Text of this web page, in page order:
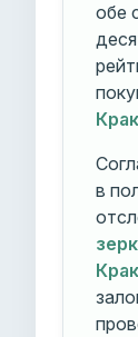
обе
в